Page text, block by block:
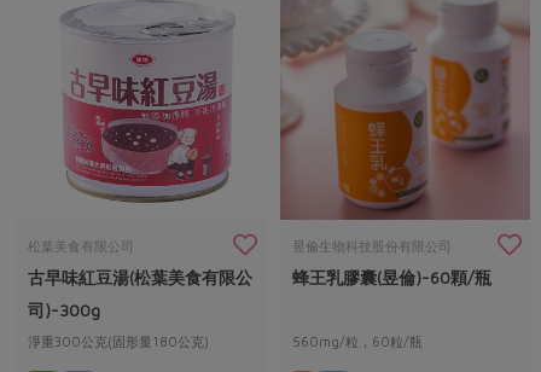
美妝保養 個人清潔
家庭清潔
日用品
涼拌沙拉
主題食譜
異國料理
節慶大餐
主婦聯盟X樂齡網特約優惠案
30%rPET紅烏龍茶
2024農業發展計畫年度報告
更多議題活動
傳到心坎裡，誠心又澎派
公益金 食農教育
更多議題
生活者e週報
綠主張月刊
典藏閱覽室
社員權益
合作社法規
社務專區
選舉專區
媒體報導
下載專區
松葉美食有限公司
古早味紅豆湯(松葉美食有限公
司)-300g
淨重300公克(固形量180公克)
昱倫生物科技股份有限公司
蜂王乳膠囊(昱倫)-60顆/瓶
560mg/粒，60粒/瓶